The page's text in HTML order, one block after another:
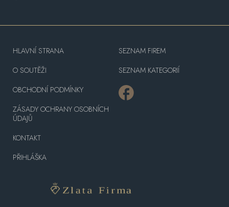
HLAVNÍ STRANA
O SOUTĚŽI
OBCHODNÍ PODMÍNKY
ZÁSADY OCHRANY OSOBNÍCH
ÚDAJŮ
KONTAKT
PŘIHLÁŠKA
SEZNAM FIREM
SEZNAM KATEGORIÍ